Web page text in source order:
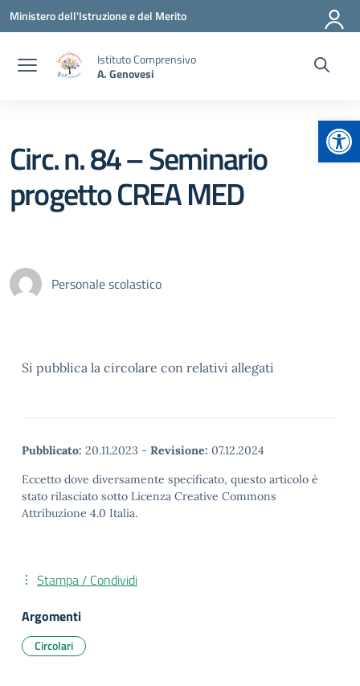
Vai ai contenuti
Vai al menu di navigazione
Vai al footer
Ministero dell'Istruzione e del Merito
Istituto Comprensivo
A. Genovesi
Circ. n. 84 – Seminario
progetto CREA MED
Personale scolastico
Si pubblica la circolare con relativi allegati
Pubblicato: 20.11.2023 - Revisione: 07.12.2024
Eccetto dove diversamente specificato, questo articolo è
stato rilasciato sotto Licenza Creative Commons
Attribuzione 4.0 Italia.
Stampa / Condividi
Argomenti
Circolari